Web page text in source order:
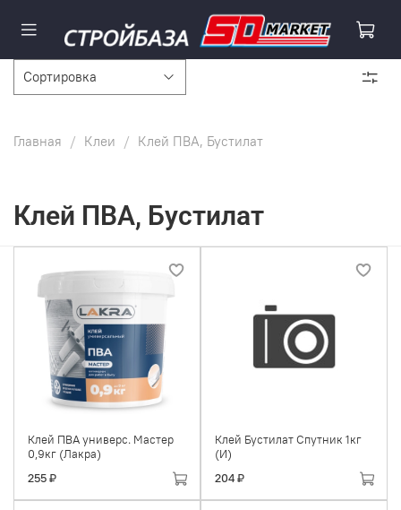
Главная Клеи Клей ПВА, Бустилат
Клей ПВА, Бустилат
Клей ПВА универс. Мастер
0,9кг (Лакра)
255 ₽
Клей Бустилат Спутник 1кг
(И)
204 ₽